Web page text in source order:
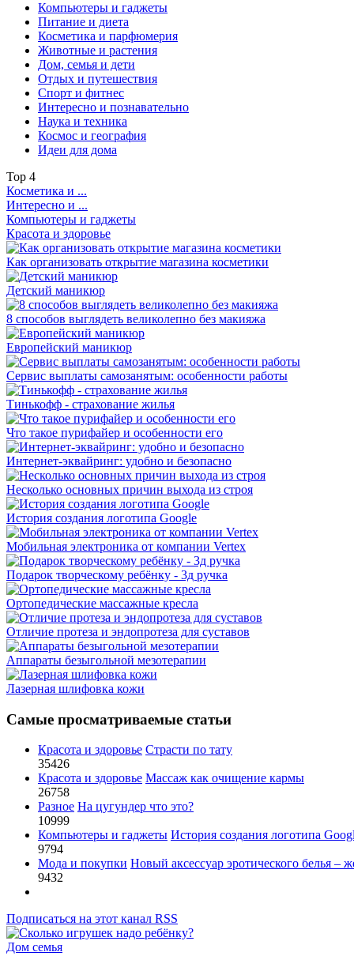
Компьютеры и гаджеты
Питание и диета
Косметика и парфюмерия
Животные и растения
Дом, семья и дети
Отдых и путешествия
Спорт и фитнес
Интересно и познавательно
Наука и техника
Космос и география
Идеи для дома
Top 4
Косметика и ...
Интересно и ...
Компьютеры и гаджеты
Красота и здоровье
Как организовать открытие магазина косметики
Детский маникюр
8 способов выглядеть великолепно без макияжа
Европейский маникюр
Сервис выплаты самозанятым: особенности работы
Тинькофф - страхование жилья
Что такое пурифайер и особенности его
Интернет-эквайринг: удобно и безопасно
Несколько основных причин выхода из строя
История создания логотипа Google
Мобильная электроника от компании Vertex
Подарок творческому ребёнку - 3д ручка
Ортопедические массажные кресла
Отличие протеза и эндопротеза для суставов
Аппараты безыгольной мезотерапии
Лазерная шлифовка кожи
Самые просматриваемые статьи
Красота и здоровье Страсти по тату
35426
Красота и здоровье Массаж как очищение кармы
26758
Разное На цугундер что это?
10999
Компьютеры и гаджеты История создания логотипа
9794
Мода и покупки Новый аксессуар эротического белья –
9432
Подписаться на этот канал RSS
Дом семья